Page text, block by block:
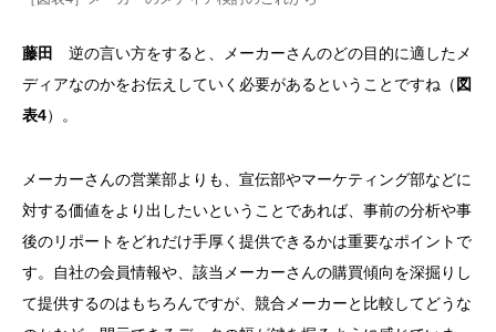
藤田
逆の言い方をすると、メーカーさんのどの目的に適したメ
ディアなのかをお伝えしていく必要があるということですね（ 図
表4）。
メーカーさんの営業部よりも、宣伝部やマーケティング部などに
対する価値をより出したいということであれば、事前の分析や事
後のリポートをどれだけ手厚く提供できるかは重要なポイントで
す。自社の会員情報や、該当メーカーさんの購買傾向を深掘りし
て提供するのはもちろんですが、競合メーカーと比較してどうな